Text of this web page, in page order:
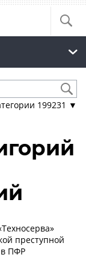
199231 ▼
преступной
в ПФР